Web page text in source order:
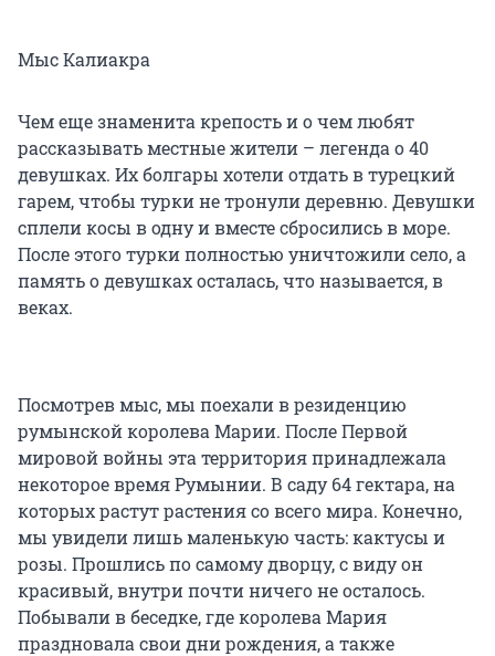
Мыс Калиакра
Чем еще знаменита крепость и о чем любят
рассказывать местные жители – легенда о 40
девушках. Их болгары хотели отдать в турецкий
гарем, чтобы турки не тронули деревню. Девушки
сплели косы в одну и вместе сбросились в море.
После этого турки полностью уничтожили село, а
память о девушках осталась, что называется, в
веках.
Посмотрев мыс, мы поехали в резиденцию
румынской королева Марии. После Первой
мировой войны эта территория принадлежала
некоторое время Румынии. В саду 64 гектара, на
которых растут растения со всего мира. Конечно,
мы увидели лишь маленькую часть: кактусы и
розы. Прошлись по самому дворцу, с виду он
красивый, внутри почти ничего не осталось.
Побывали в беседке, где королева Мария
праздновала свои дни рождения, а также